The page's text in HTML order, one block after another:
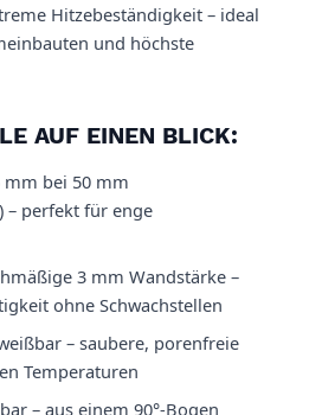
Hitzebeständigkeit – ideal
und höchste
AUF EINEN BLICK:
mm bei 50 mm
– perfekt für enge
3 mm Wandstärke –
ohne Schwachstellen
– saubere, porenfreie
Temperaturen
– aus einem 90°-Bogen